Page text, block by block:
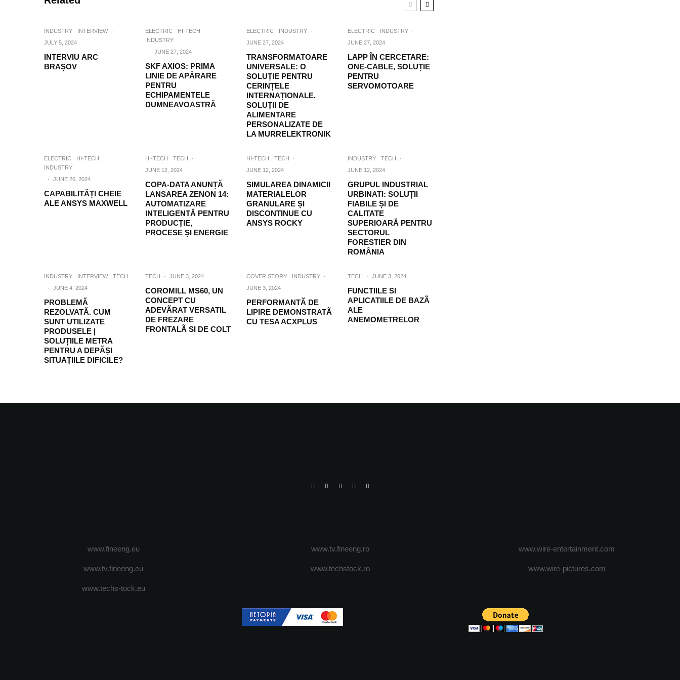
INDUSTRY INTERVIEW
·
JULY 5, 2024
INTERVIU ARC
BRAȘOV
ELECTRIC
HI-TECH
INDUSTRY
·
JUNE 27, 2024
SKF AXIOS: PRIMA
LINIE DE APĂRARE
PENTRU
ECHIPAMENTELE
DUMNEAVOASTRĂ
ELECTRIC INDUSTRY
·
JUNE 27, 2024
TRANSFORMATOARE
UNIVERSALE: O
SOLUȚIE PENTRU
CERINȚELE
INTERNAȚIONALE.
SOLUȚII DE
ALIMENTARE
PERSONALIZATE DE
LA MURRELEKTRONIK
ELECTRIC INDUSTRY
·
JUNE 27, 2024
LAPP ÎN CERCETARE:
ONE-CABLE, SOLUȚIE
PENTRU
SERVOMOTOARE
ELECTRIC
HI-TECH
INDUSTRY
·
JUNE 26, 2024
CAPABILITĂȚI CHEIE
ALE ANSYS MAXWELL
HI-TECH TECH
·
JUNE 12, 2024
COPA-DATA ANUNȚĂ
LANSAREA ZENON 14:
AUTOMATIZARE
INTELIGENTĂ PENTRU
PRODUCȚIE,
PROCESE ȘI ENERGIE
HI-TECH TECH
·
JUNE 12, 2024
SIMULAREA DINAMICII
MATERIALELOR
GRANULARE ȘI
DISCONTINUE CU
ANSYS ROCKY
INDUSTRY TECH
·
JUNE 12, 2024
GRUPUL INDUSTRIAL
URBINATI: SOLUȚII
FIABILE ȘI DE
CALITATE
SUPERIOARĂ PENTRU
SECTORUL
FORESTIER DIN
ROMÂNIA
INDUSTRY INTERVIEW
TECH
·
JUNE 4, 2024
PROBLEMĂ
REZOLVATĂ. CUM
SUNT UTILIZATE
PRODUSELE |
SOLUȚIILE METRA
PENTRU A DEPĂȘI
SITUAȚIILE DIFICILE?
TECH · JUNE 3, 2024
COROMILL MS60, UN
CONCEPT CU
ADEVÃRAT VERSATIL
DE FREZARE
FRONTALÃ SI DE COLT
COVER STORY INDUSTRY
·
JUNE 3, 2024
PERFORMANTÃ DE
LIPIRE DEMONSTRATÃ
CU TESA ACXPLUS
TECH · JUNE 3, 2024
FUNCTIILE SI
APLICATIILE DE BAZÃ
ALE
ANEMOMETRELOR
www.fineeng.eu
www.tv.fineeng.eu
www.techs-tock.eu
www.tv.fineeng.ro
www.techstock.ro
www.wire-entertainment.com
www.wire-pictures.com